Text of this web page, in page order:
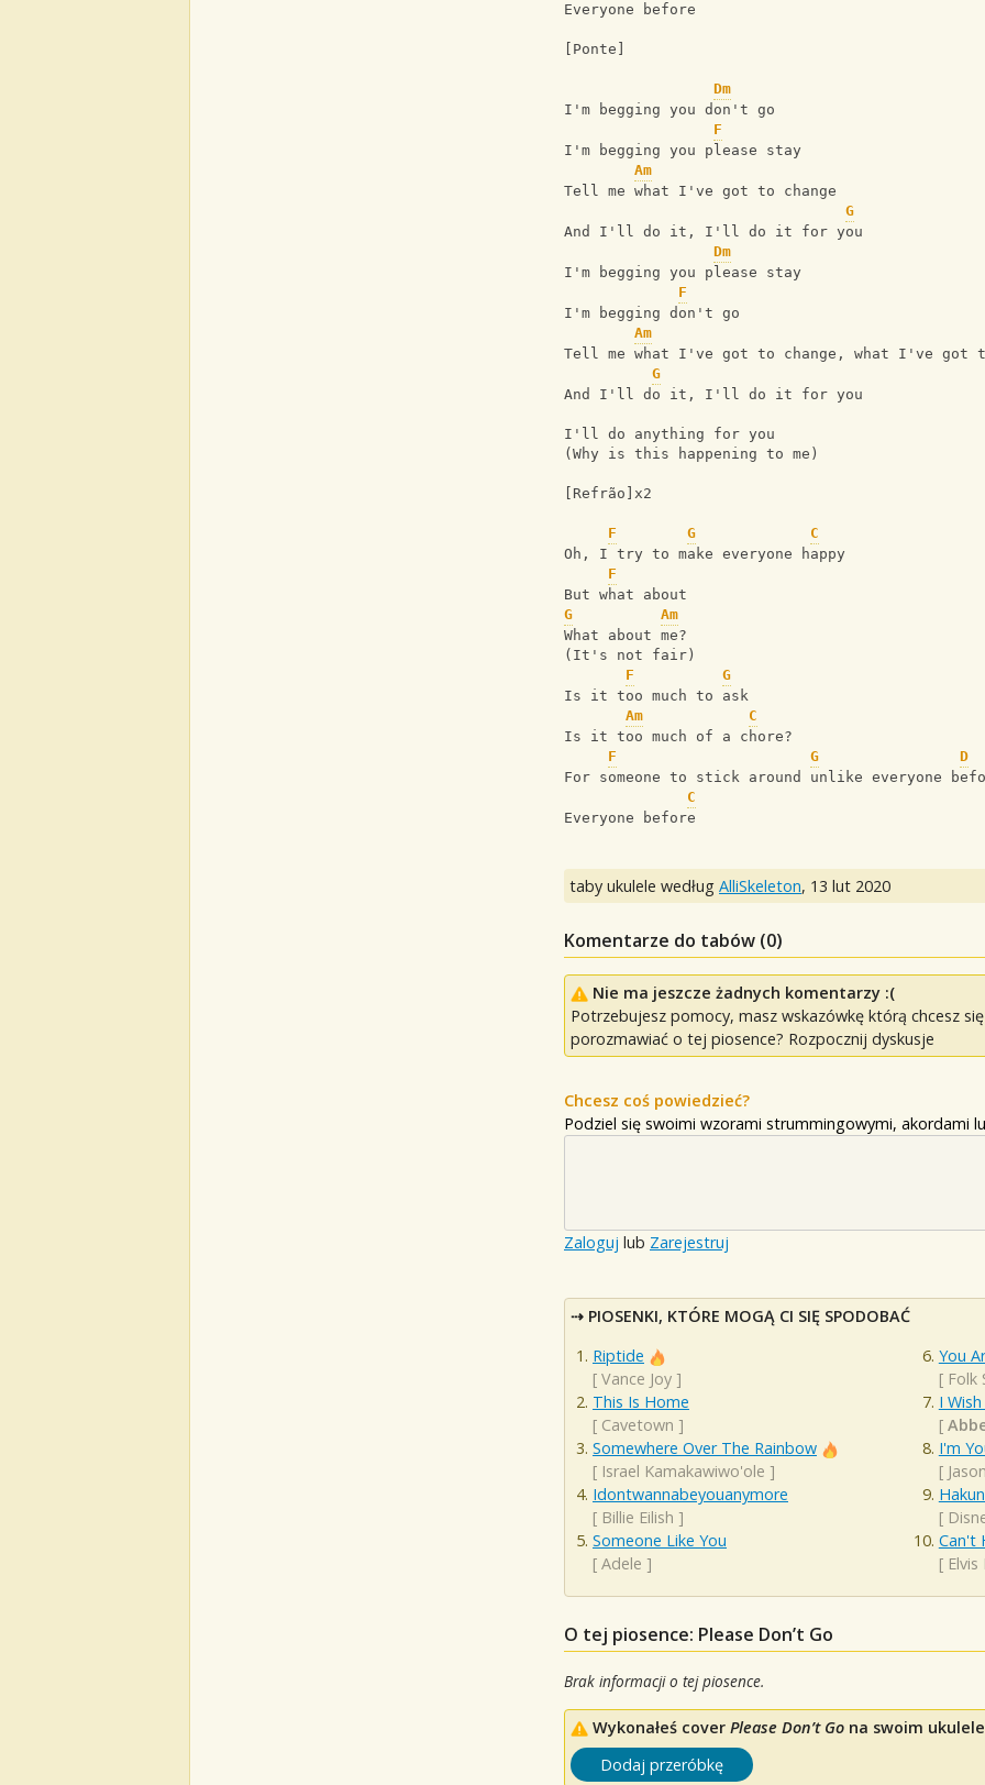
Everyone before
[Ponte]
Dm
I'm begging you don't go
F
I'm begging you please stay
Am
Tell me what I've got to change
G
And I'll do it, I'll do it for you
Dm
I'm begging you please stay
F
I'm begging don't go
Am
Tell me what I've got to change, what I've got
G
And I'll do it, I'll do it for you
I'll do anything for you
(Why is this happening to me)
[Refrão]x2
F G
C
Oh, I try to make everyone happy
F
But what about
G
Am
What about me?
(It's not fair)
F
G
Is it too much to ask
Am
C
Is it too much of a chore?
F
G
D
For someone to stick around unlike everyone
C
Everyone before
taby ukulele według AlliSkeleton, 13 lut 2020
Komentarze do tabów (0)
Nie ma jeszcze żadnych komentarzy :(
Potrzebujesz pomocy, masz wskazówkę którą chcesz
porozmawiać o tej piosence? Rozpocznij dyskusje
Chcesz coś powiedzieć?
Podziel się swoimi wzorami strummingowymi, akordami
Zaloguj lub Zarejestruj
PIOSENKI, KTÓRE MOGĄ CI SIĘ SPODOBAĆ
Riptide
[ Vance Joy ]
This Is Home
[ Cavetown ]
Somewhere Over The Rainbow
[ Israel Kamakawiwo'ole ]
Idontwannabeyouanymore
[ Billie Eilish ]
Someone Like You
[ Adele ]
You
[ Folk
I
[
I'm
[
[
Can't
[ Elvis
O tej piosence: Please Don’t Go
Brak informacji o tej piosence.
Wykonałeś cover Please Don’t Go na swoim
Dodaj przeróbkę